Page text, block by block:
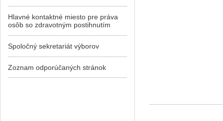
Hlavné kontaktné miesto pre práva
osôb so zdravotným postihnutím
Spoločný sekretariát výborov
Zoznam odporúčaných stránok